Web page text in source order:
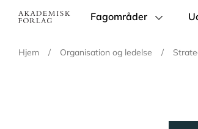
Main
Fagområder
Hjem / Organisation og ledelse /